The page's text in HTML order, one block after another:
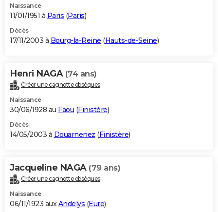
Naissance
11/01/1951 à Paris (Paris)
Décès
17/11/2003 à Bourg-la-Reine (Hauts-de-Seine)
Henri NAGA (74 ans)
Créer une cagnotte obsèques
Naissance
30/06/1928 au Faou (Finistère)
Décès
14/05/2003 à Douarnenez (Finistère)
Jacqueline NAGA (79 ans)
Créer une cagnotte obsèques
Naissance
06/11/1923 auxAndelys (Eure)